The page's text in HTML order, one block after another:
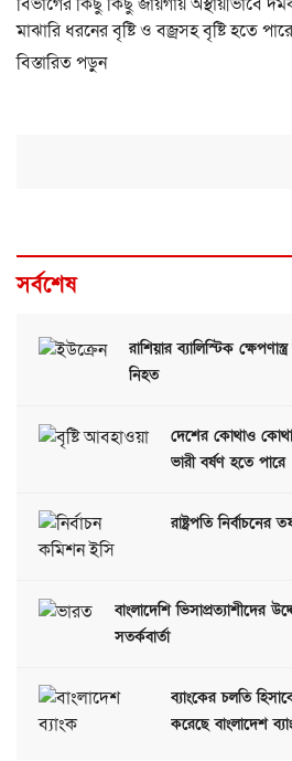
মাঝারি ধরনের বৃষ্টি ও বজ্রসহ বৃষ্টি হতে
বিস্তারিত পড়ুন
সর্বশেষ
রাশিয়ার ব্যালিস্টিক
নিহত
দেশের কোথাও
ভারী বর্ষণ হতে পারে
রাষ্ট্রপতি
বাংলাদেশি ভিসাপ্রত্যাশীদের
সতর্কবার্তা
ব্যাংকের চলতি
করেছে বাংলাদেশ